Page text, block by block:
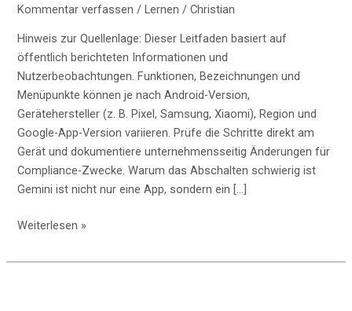
Kommentar verfassen /Lernen /Christian
Hinweis zur Quellenlage: Dieser Leitfaden basiert auf
öffentlich berichteten Informationen und
Nutzerbeobachtungen. Funktionen, Bezeichnungen und
Menüpunkte können je nach Android-Version,
Gerätehersteller (z. B. Pixel, Samsung, Xiaomi), Region und
Google-App-Version variieren. Prüfe die Schritte direkt am
Gerät und dokumentiere unternehmensseitig Änderungen für
Compliance-Zwecke. Warum das Abschalten schwierig ist
Gemini ist nicht nur eine App, sondern ein […]
Google
konsequent
Weiterlesen »